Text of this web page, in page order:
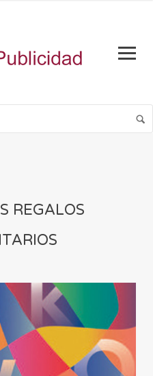
REGALOS